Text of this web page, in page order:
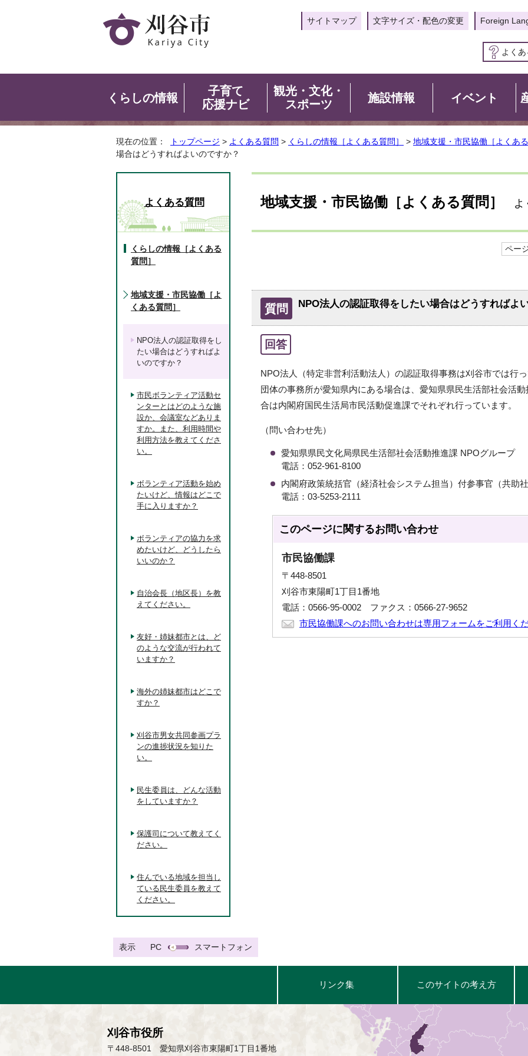
サイトマップ 文字サイズ・配色の変更 Foreign
よく
くらしの情報
子育て
応援ナビ
観光・文化・
スポーツ
施設情報 イベント
現在の位置： トップページ > よくある質問 > くらしの情報［よくある質問］ > 地域支援・市民協働［よくあ
場合はどうすればよいのですか？
地域支援・市民協働［よくある質問］ よ
ペー
質問 NPO法人の認証取得をしたい場合はどうすればよ
回答
NPO法人（特定非営利活動法人）の認証取得事務は刈谷市では行
団体の事務所が愛知県内にある場合は、愛知県県民生活部社会活
合は内閣府国民生活局市民活動促進課でそれぞれ行っています。
（問い合わせ先）
愛知県県民文化局県民生活部社会活動推進課 NPOグループ
電話：052-961-8100
内閣府政策統括官（経済社会システム担当）付参事官（共助
電話：03-5253-2111
このページに関するお問い合わせ
市民協働課
〒448-8501
刈谷市東陽町1丁目1番地
電話：0566-95-0002 ファクス：0566-27-9652
市民協働課へのお問い合わせは専用フォームをご利用く
よくある質問
くらしの情報［よくある
質問］
地域支援・市民協働［よ
くある質問］
NPO法人の認証取得をし
たい場合はどうすればよ
いのですか？
市民ボランティア活動セ
ンターとはどのような施
設か、会議室などありま
すか。また、利用時間や
利用方法を教えてくださ
い。
ボランティア活動を始め
たいけど、情報はどこで
手に入りますか？
ボランティアの協力を求
めたいけど、どうしたら
いいのか？
自治会長（地区長）を教
えてください。
友好・姉妹都市とは、ど
のような交流が行われて
いますか？
海外の姉妹都市はどこで
すか？
刈谷市男女共同参画プラ
ンの進捗状況を知りた
い。
民生委員は、どんな活動
をしていますか？
保護司について教えてく
ださい。
住んでいる地域を担当し
ている民生委員を教えて
ください。
表示 PC スマートフォン
リンク集 このサイトの考え方
刈谷市役所
〒448-8501 愛知県刈谷市東陽町1丁目1番地